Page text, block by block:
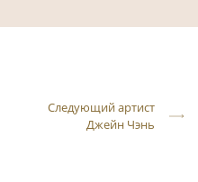
Следующий артист
Джейн Чэнь